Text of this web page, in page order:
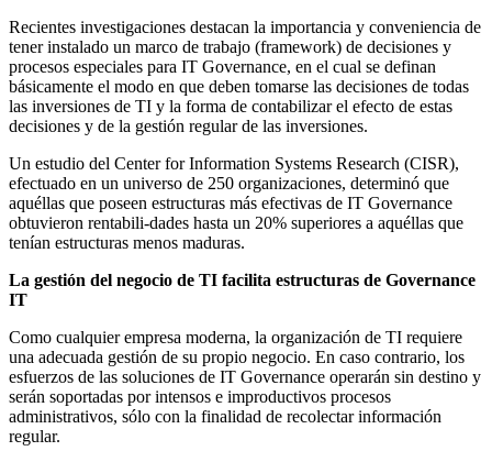
Recientes investigaciones destacan la importancia y conveniencia de
tener instalado un marco de trabajo (framework) de decisiones y
procesos especiales para IT Governance, en el cual se definan
básicamente el modo en que deben tomarse las decisiones de todas
las inversiones de TI y la forma de contabilizar el efecto de estas
decisiones y de la gestión regular de las inversiones.
Un estudio del Center for Information Systems Research (CISR),
efectuado en un universo de 250 organizaciones, determinó que
aquéllas que poseen estructuras más efectivas de IT Governance
obtuvieron rentabili-dades hasta un 20% superiores a aquéllas que
tenían estructuras menos maduras.
La gestión del negocio de TI facilita estructuras de Governance
IT
Como cualquier empresa moderna, la organización de TI requiere
una adecuada gestión de su propio negocio. En caso contrario, los
esfuerzos de las soluciones de IT Governance operarán sin destino y
serán soportadas por intensos e improductivos procesos
administrativos, sólo con la finalidad de recolectar información
regular.